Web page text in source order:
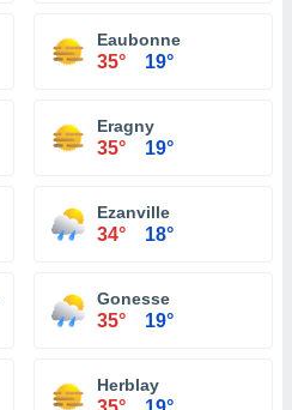
Eaubonne
35° 19°
Eragny
35° 19°
Ezanville
34° 18°
Gonesse
35° 19°
Herblay